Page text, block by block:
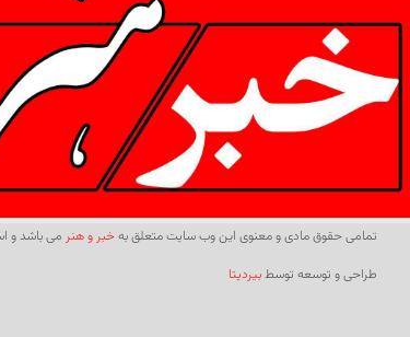
تمامی حقوق مادی و معنوی این وب سایت متعلق بهخبر و هنر می باشد و
طراحی و توسعه توسطبیردیتا